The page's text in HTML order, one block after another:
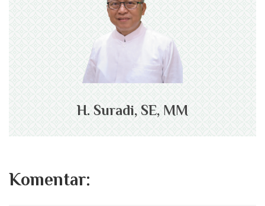
H. Suradi, SE, MM
Komentar: